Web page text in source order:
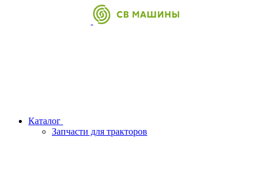
Каталог
Запчасти для тракторов